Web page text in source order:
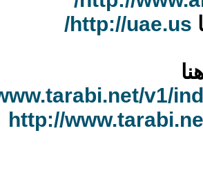
http://uae.us/
v1/
http://